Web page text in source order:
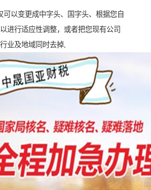
可以变更成中字头、国字头、根据您自
进行适应性调整，或者把您现有公司
业及地域同时去掉,